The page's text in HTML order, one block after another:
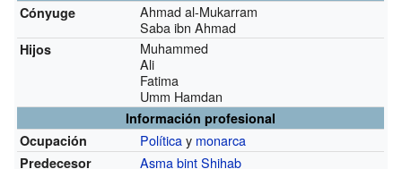
Cónyuge
Ahmad al-Mukarram
Saba ibn Ahmad
Hijos
Muhammed
Ali
Fatima
Umm Hamdan
Información profesional
Ocupación
Políticay monarca
Predecesor Asma bint Shihab